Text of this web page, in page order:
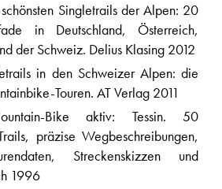
Singletrails der Alpen: 20
in Deutschland, Österreich,
der Schweiz. Delius Klasing 2012
in den Schweizer Alpen: die
Touren. AT Verlag 2011
Bike aktiv: Tessin. 50
präzise Wegbeschreibungen,
Streckenskizzen und
1996